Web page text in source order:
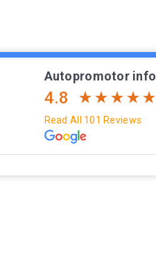
Autopromotor info
4.8
Read All 101 Reviews